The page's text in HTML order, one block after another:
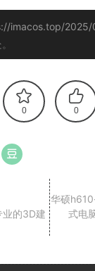
imacos.top/
0 0
的3D建
华硕
式电